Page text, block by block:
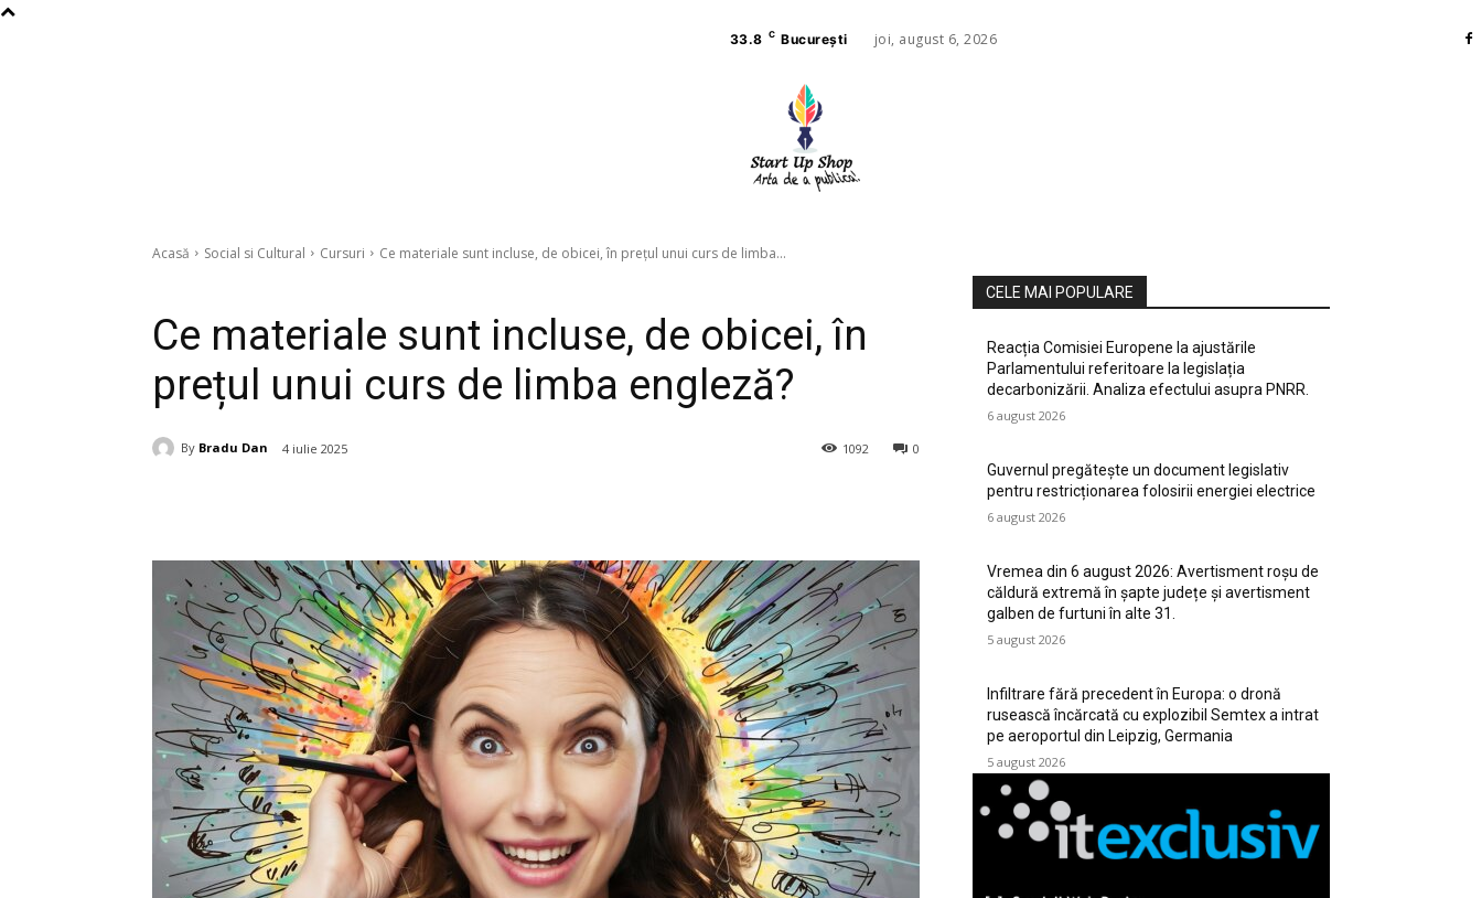
33.8 C București joi, august 6, 2026
Acasă Social si Cultural Cursuri Ce materiale sunt incluse, de obicei, în prețul unui curs de limba...
Ce materiale sunt incluse, de obicei, în
prețul unui curs de limba engleză?
By Bradu Dan 4 iulie 2025 0
1092
CELE MAI POPULARE
Reacția Comisiei Europene la ajustările
Parlamentului referitoare la legislația
decarbonizării. Analiza efectului asupra PNRR.
6 august 2026
Guvernul pregătește un document legislativ
pentru restricționarea folosirii energiei electrice
6 august 2026
Vremea din 6 august 2026: Avertisment roșu de
căldură extremă în șapte județe și avertisment
galben de furtuni în alte 31.
5 august 2026
Infiltrare fără precedent în Europa: o dronă
rusească încărcată cu explozibil Semtex a intrat
pe aeroportul din Leipzig, Germania
5 august 2026